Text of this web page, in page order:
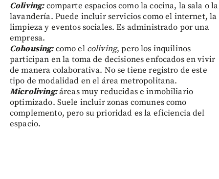
Coliving:comparte espacios como la cocina, la sala o la
lavandería. Puede incluir servicios como el internet, la
limpieza y eventos sociales. Es administrado por una
empresa.
Cohousing:como el coliving, pero los inquilinos
participan en la toma de decisiones enfocados en vivir
de manera colaborativa. No se tiene registro de este
tipo de modalidad en el área metropolitana.
Microliving:áreas muy reducidas e inmobiliario
optimizado. Suele incluir zonas comunes como
complemento, pero su prioridad es la eficiencia del
espacio.